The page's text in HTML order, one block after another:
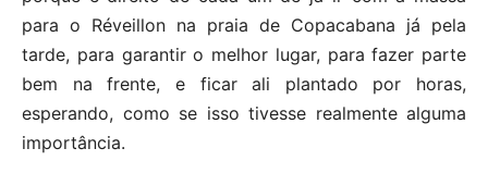
para o Réveillon na praia de Copacabana já pela
tarde, para garantir o melhor lugar, para fazer parte
bem na frente, e ficar ali plantado por horas,
esperando, como se isso tivesse realmente alguma
importância.